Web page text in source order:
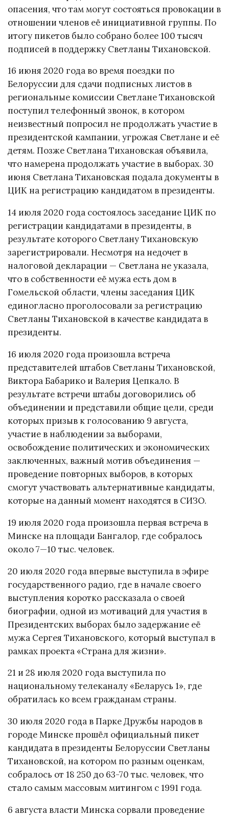
опасения, что там могут состояться провокации в
отношении членов её инициативной группы. По
итогу пикетов было собрано более 100 тысяч
подписей в поддержку Светланы Тихановской.
16 июня 2020 года во время поездки по
Белоруссии для сдачи подписных листов в
региональные комиссии Светлане Тихановской
поступил телефонный звонок, в котором
неизвестный попросил не продолжать участие в
президентской кампании, угрожая Светлане и её
детям. Позже Светлана Тихановская объявила,
что намерена продолжать участие в выборах. 30
июня Светлана Тихановская подала документы в
ЦИК на регистрацию кандидатом в президенты.
14 июля 2020 года состоялось заседание ЦИК по
регистрации кандидатами в президенты, в
результате которого Светлану Тихановскую
зарегистрировали. Несмотря на недочет в
налоговой декларации — Светлана не указала,
что в собственности её мужа есть дом в
Гомельской области, члены заседания ЦИК
единогласно проголосовали за регистрацию
Светланы Тихановской в качестве кандидата в
президенты.
16 июля 2020 года произошла встреча
представителей штабов Светланы Тихановской,
Виктора Бабарико и Валерия Цепкало. В
результате встречи штабы договорились об
объединении и представили общие цели, среди
которых призыв к голосованию 9 августа,
участие в наблюдении за выборами,
освобождение политических и экономических
заключенных, важный мотив объединения —
проведение повторных выборов, в которых
смогут участвовать альтернативные кандидаты,
которые на данный момент находятся в СИЗО.
19 июля 2020 года произошла первая встреча в
Минске на площади Бангалор, где собралось
около 7—10 тыс. человек.
20 июля 2020 года впервые выступила в эфире
государственного радио, где в начале своего
выступления коротко рассказала о своей
биографии, одной из мотиваций для участия в
Президентских выборах было задержание её
мужа Сергея Тихановского, который выступал в
рамках проекта «Страна для жизни».
21 и 28 июля 2020 года выступила по
национальному телеканалу «Беларусь 1», где
обратилась ко всем гражданам страны.
30 июля 2020 года в Парке Дружбы народов в
городе Минске прошёл официальный пикет
кандидата в президенты Белоруссии Светланы
Тихановской, на котором по разным оценкам,
собралось от 18 250 до 63-70 тыс. человек, что
стало самым массовым митингом с 1991 года.
6 августа власти Минска сорвали проведение